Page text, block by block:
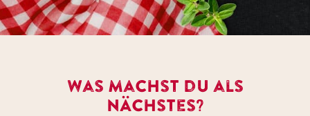
Was machst du als
nächstes?